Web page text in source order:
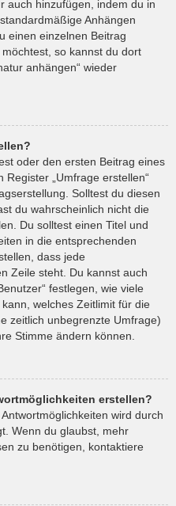
auch hinzufügen, indem du in
Anhängen
einen einzelnen Beitrag
so kannst du dort
anhängen“ wieder
oder den ersten Beitrag eines
„Umfrage erstellen“
Solltest du diesen
du wahrscheinlich nicht die
Du solltest einen Titel und
in die entsprechenden
dass jede
Zeile steht. Du kannst auch
festlegen, wie viele
welches Zeitlimit für die
zeitlich unbegrenzte Umfrage)
Stimme ändern können.
erstellen?
wird durch
Wenn du glaubst, mehr
zu benötigen, kontaktiere